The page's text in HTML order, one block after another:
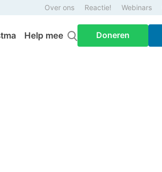
Over ons Reactie! Webinars
Help mee Doneren